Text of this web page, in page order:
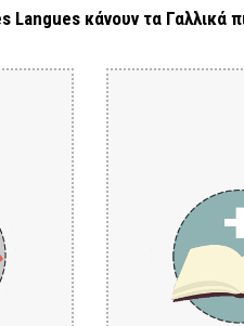
Langues κάνουν τα Γαλλικά